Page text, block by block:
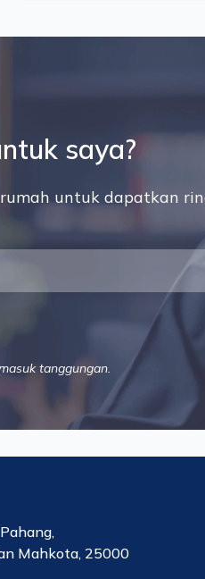
saya?
untuk dapatkan
tanggungan.
Mahkota, 25000